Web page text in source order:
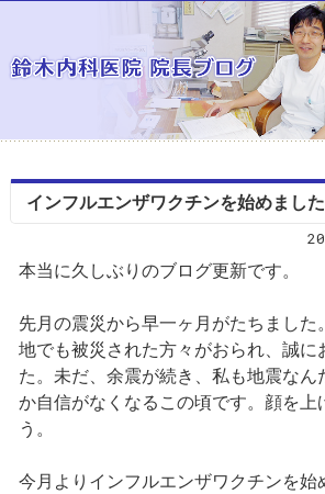
インフルエンザワクチンを始めました
本当に久しぶりのブログ更新です。
先月の震災から早一ヶ月がたちました
地でも被災された方々がおられ、誠に
た。未だ、余震が続き、私も地震なん
か自信がなくなるこの頃です。顔を上
う。
今月よりインフルエンザワクチンを始